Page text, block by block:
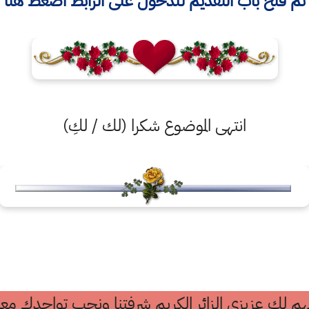
انتهى الموضوع شكرا (لك / لكِ)
لك عزيزي الزائر الكريم شرفتنا ونحب تواجدك